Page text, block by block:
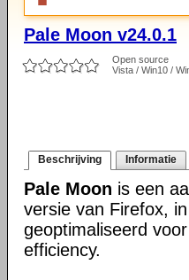
Pale Moon v24.0.1
Open source
Vista / Win10 /
Beschrijving Informatie
Pale Moon is een
versie van Firefox,
geoptimaliseerd
efficiency.